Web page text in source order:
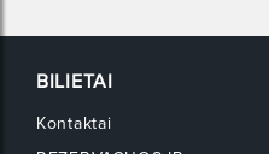
BILIETAI
Kontaktai